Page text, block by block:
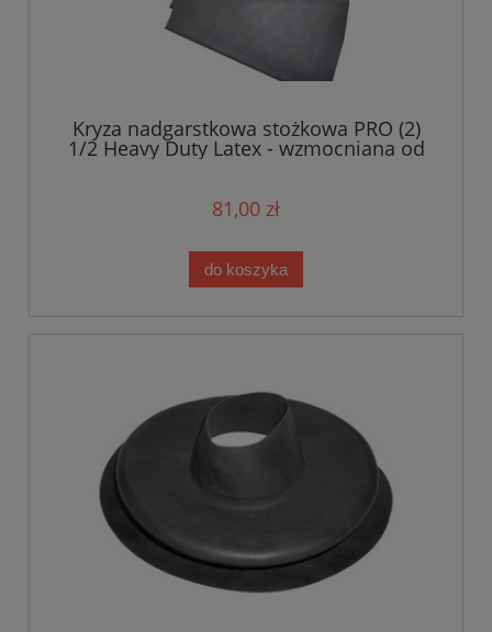
Kryza nadgarstkowa stożkowa PRO (2)
1/2 Heavy Duty Latex - wzmocniana od
strony rękawa
81,00 zł
do koszyka